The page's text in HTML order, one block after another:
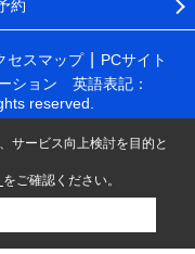
約
セスマップ
PCサイト
ション 英語表記：
reserved.
サービス向上検討を目的と
をご確認ください。